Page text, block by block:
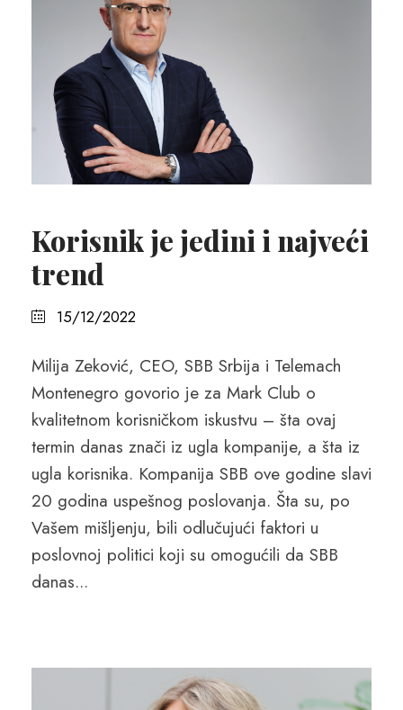
Korisnik je jedini i najveći
trend
15/12/2022
Milija Zeković, CEO, SBB Srbija i Telemach
Montenegro govorio je za Mark Club o
kvalitetnom korisničkom iskustvu – šta ovaj
termin danas znači iz ugla kompanije, a šta iz
ugla korisnika. Kompanija SBB ove godine slavi
20 godina uspešnog poslovanja. Šta su, po
Vašem mišljenju, bili odlučujući faktori u
poslovnoj politici koji su omogućili da SBB
danas...